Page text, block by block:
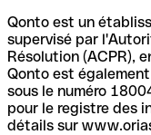
Qonto est un
supervisé par
Résolution (ACPR),
Qonto est
sous le numéro
pour le registre des
détails sur